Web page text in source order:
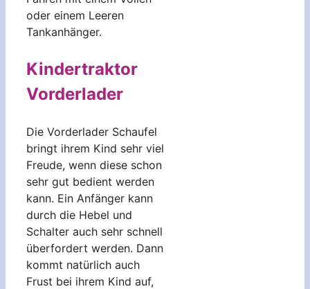
oder einem Leeren
Tankanhänger.
Kindertraktor
Vorderlader
Die Vorderlader Schaufel
bringt ihrem Kind sehr viel
Freude, wenn diese schon
sehr gut bedient werden
kann. Ein Anfänger kann
durch die Hebel und
Schalter auch sehr schnell
überfordert werden. Dann
kommt natürlich auch
Frust bei ihrem Kind auf,